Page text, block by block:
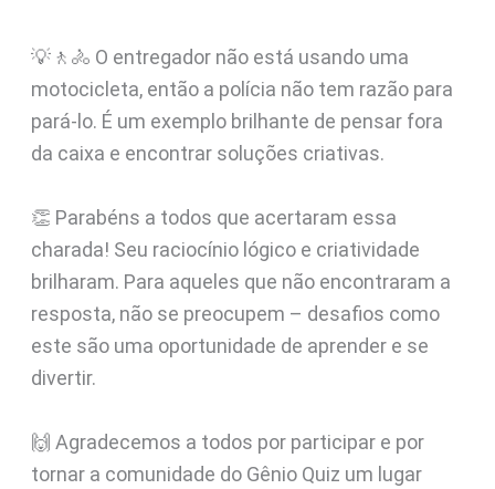
💡🚶🚴 O entregador não está usando uma
motocicleta, então a polícia não tem razão para
pará-lo. É um exemplo brilhante de pensar fora
da caixa e encontrar soluções criativas.
👏 Parabéns a todos que acertaram essa
charada! Seu raciocínio lógico e criatividade
brilharam. Para aqueles que não encontraram a
resposta, não se preocupem – desafios como
este são uma oportunidade de aprender e se
divertir.
🙌 Agradecemos a todos por participar e por
tornar a comunidade do Gênio Quiz um lugar